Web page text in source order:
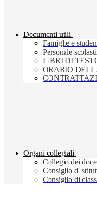
Documenti utili
Famiglie e
Personale
LIBRI DI
ORARIO
Organi collegiali
Collegio dei
Consiglio
Consiglio di